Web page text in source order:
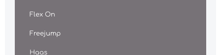
Flex On
Freejump
Haas